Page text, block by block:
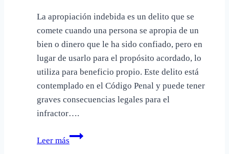
La apropiación indebida es un delito que se
comete cuando una persona se apropia de un
bien o dinero que le ha sido confiado, pero en
lugar de usarlo para el propósito acordado, lo
utiliza para beneficio propio. Este delito está
contemplado en el Código Penal y puede tener
graves consecuencias legales para el
infractor….
Leer más
Apropiación